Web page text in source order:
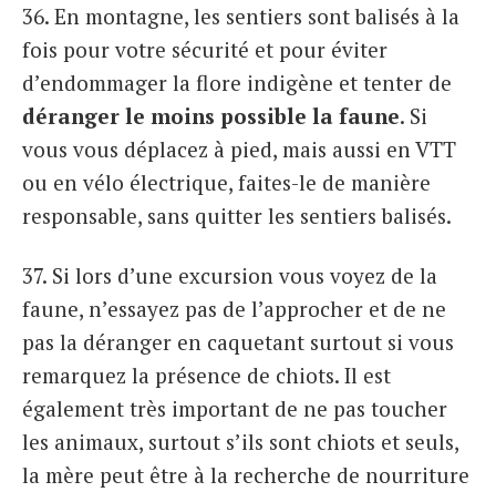
36. En montagne, les sentiers sont balisés à la
fois pour votre sécurité et pour éviter
d’endommager la flore indigène et tenter de
déranger le moins possible la faune. Si
vous vous déplacez à pied, mais aussi en VTT
ou en vélo électrique, faites-le de manière
responsable, sans quitter les sentiers balisés.
37. Si lors d’une excursion vous voyez de la
faune, n’essayez pas de l’approcher et de ne
pas la déranger en caquetant surtout si vous
remarquez la présence de chiots. Il est
également très important de ne pas toucher
les animaux, surtout s’ils sont chiots et seuls,
la mère peut être à la recherche de nourriture